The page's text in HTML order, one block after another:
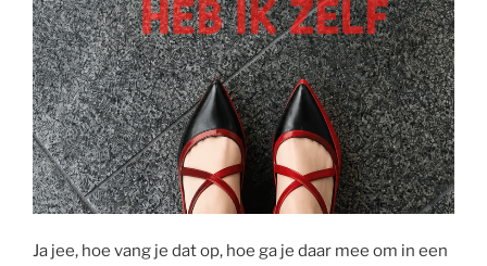
Ja jee, hoe vang je dat op, hoe ga je daar mee om in een